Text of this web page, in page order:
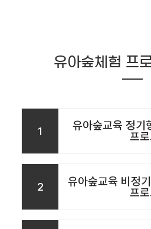
유아숲체험 프
1
유아숲교육 정기
프
2
유아숲교육 비정
프